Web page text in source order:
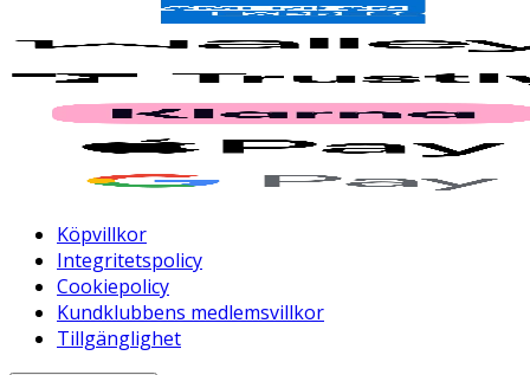
Köpvillkor
Integritetspolicy
Cookiepolicy
Kundklubbens medlemsvillkor
Tillgänglighet